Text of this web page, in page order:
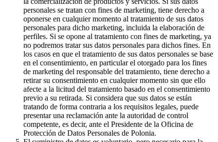
personales se tratan con fines de marketing, tiene derecho a
oponerse en cualquier momento al tratamiento de sus datos
personales para dicho marketing, incluida la elaboración de
perfiles. Si se opone al tratamiento con fines de marketing, ya
no podremos tratar sus datos personales para dichos fines. En
los casos en que el tratamiento de sus datos personales se base
en el consentimiento, en particular el otorgado para los fines
de marketing del responsable del tratamiento, tiene derecho a
retirar su consentimiento en cualquier momento sin que ello
afecte a la licitud del tratamiento basado en el consentimiento
previo a su retirada. Si considera que sus datos se están
tratando de forma contraria a los requisitos legales, puede
presentar una reclamación ante la autoridad de control
competente, es decir, ante el Presidente de la Oficina de
Protección de Datos Personales de Polonia.